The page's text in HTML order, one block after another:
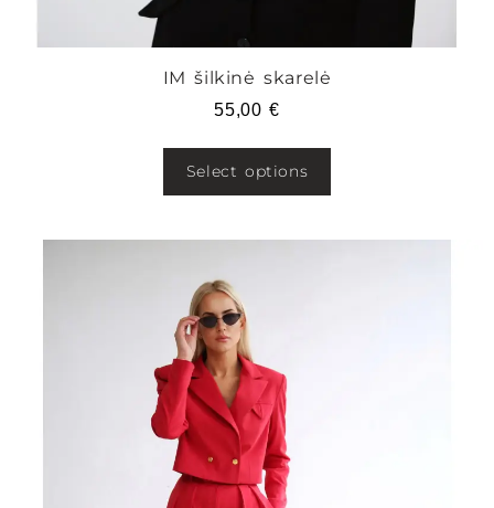
IM šilkinė skarelė
55,00 €
Select options